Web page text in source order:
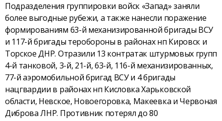
Подразделения группировки войск «Запад» заняли
более выгодные рубежи, а также нанесли поражение
формированиям 63-й механизированной бригады ВСУ
и 117-й бригады теробороны в районах нп Кировск и
Торское ДНР. Отразили 13 контратак штурмовых групп
4-й танковой, 3-й, 21-й, 63-й, 116-й механизированных,
77-й аэромобильной бригад ВСУ и 4 бригады
нацгвардии в районах нп Кисловка Харьковской
области, Невское, Новоегоровка, Макеевка и Червоная
Диброва ЛНР. Противник потерял до 80